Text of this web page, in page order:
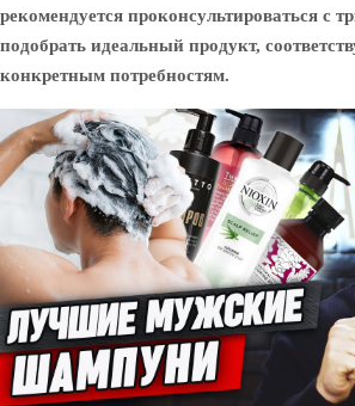
рекомендуется проконсультироваться с
подобрать идеальный продукт,
конкретным потребностям.